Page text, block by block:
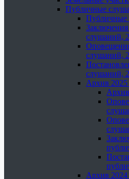
Публичные
Публичные
Заключения
слушаний,
слушаний,
слушаний,
Архив 2025
Архив 2024